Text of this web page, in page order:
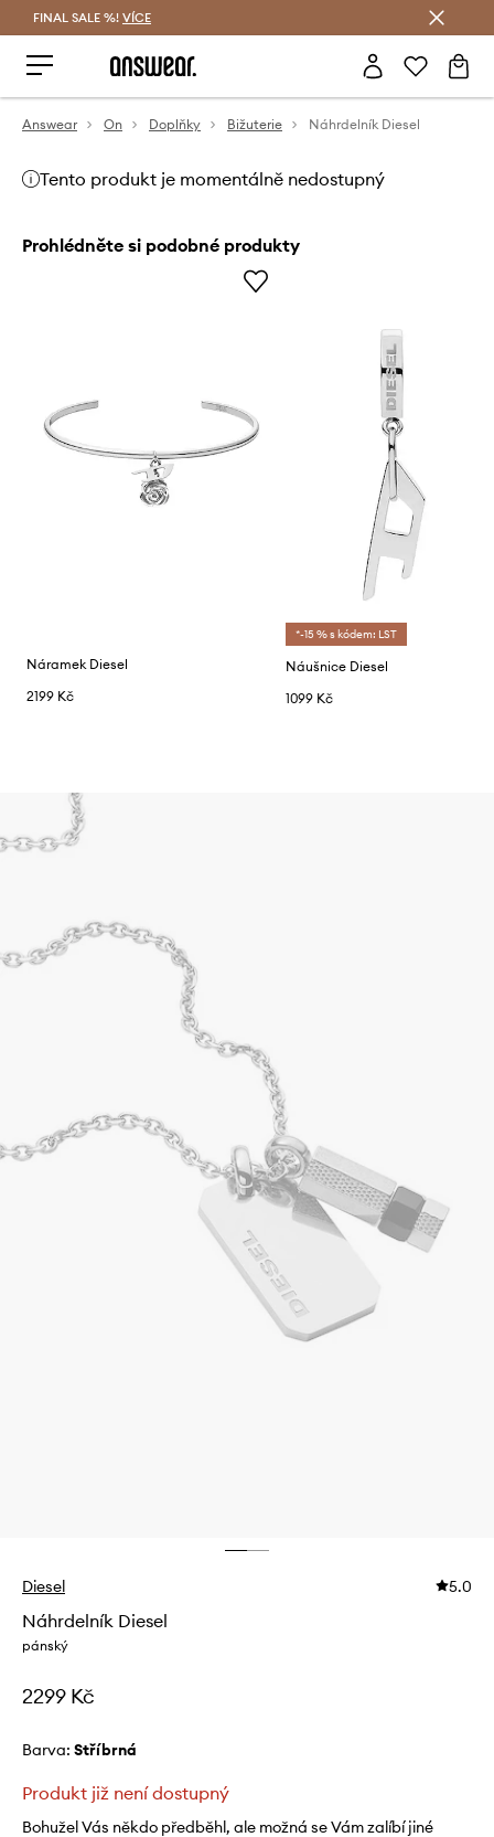
FINAL SALE %! VÍCE
Answear On Doplňky Bižuterie Náhrdelník Diesel
Tento produkt je momentálně nedostupný
Prohlédněte si podobné produkty
Náramek Diesel
2199 Kč
*-15 % s kódem: LST
Náušnice Diesel
1099 Kč
Diesel 5.0
Náhrdelník Diesel
pánský
2299 Kč
Barva: stříbrná
Produkt již není dostupný
Bohužel Vás někdo předběhl, ale možná se Vám zalíbí jiné